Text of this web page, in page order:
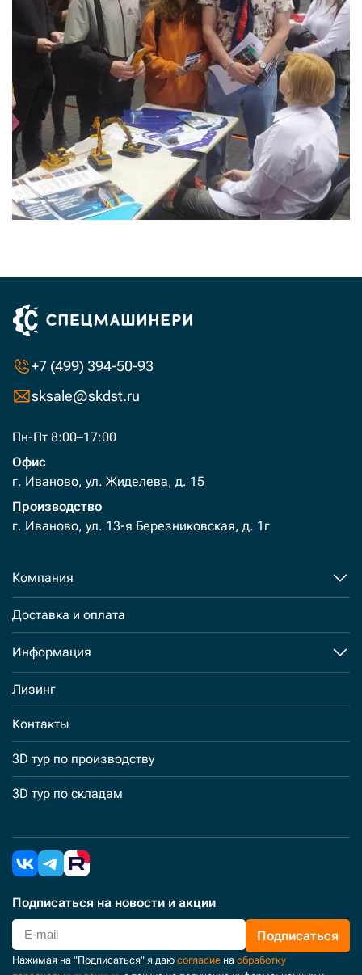
+7 (499) 394-50-93
sksale@skdst.ru
Пн-Пт 8:00–17:00
Офис
г. Иваново, ул. Жиделева, д. 15
Производство
г. Иваново, ул. 13-я Березниковская, д. 1г
Компания
Доставка и оплата
Информация
Лизинг
Контакты
3D тур по производству
3D тур по складам
Подписаться на новости и акции
Подписаться
Нажимая на "Подписаться" я даю согласие на обработку